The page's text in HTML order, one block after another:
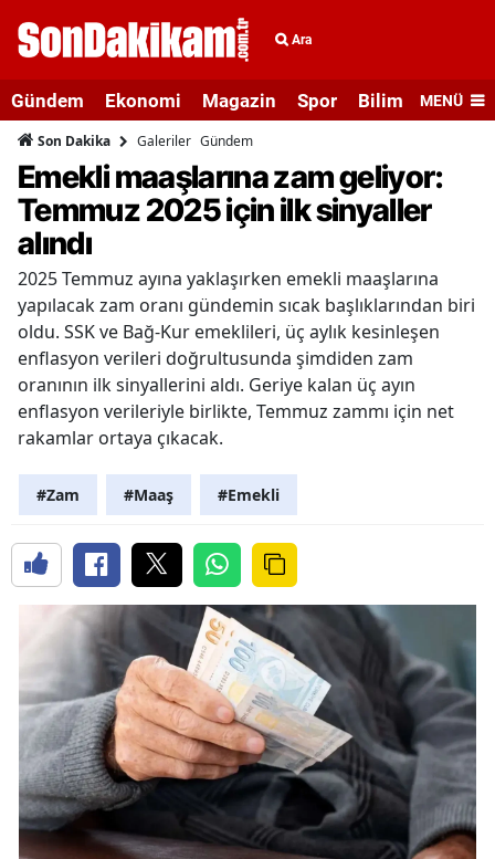
Ara
Gündem Ekonomi Magazin Spor Bilim veMENÜ
Son Dakika Galeriler Gündem
Emekli maaşlarına zam geliyor:
Temmuz 2025 için ilk sinyaller
alındı
2025 Temmuz ayına yaklaşırken emekli maaşlarına
yapılacak zam oranı gündemin sıcak başlıklarından biri
oldu. SSK ve Bağ-Kur emeklileri, üç aylık kesinleşen
enflasyon verileri doğrultusunda şimdiden zam
oranının ilk sinyallerini aldı. Geriye kalan üç ayın
enflasyon verileriyle birlikte, Temmuz zammı için net
rakamlar ortaya çıkacak.
#Zam #Maaş #Emekli